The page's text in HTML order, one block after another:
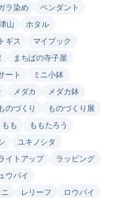
ラ染め
ペンダント
山
ホタル
ギス
マイブック
まちばの寺子屋
ート
ミニ小鉢
メダカ
メダカ鉢
のづくり
ものづくり展
もも
ももたろう
ユキノシタ
イトアップ
ラッピング
ウバイ
レリーフ
ロウバイ